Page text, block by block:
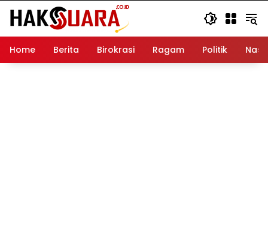
Home Berita Birokrasi Ragam Politik